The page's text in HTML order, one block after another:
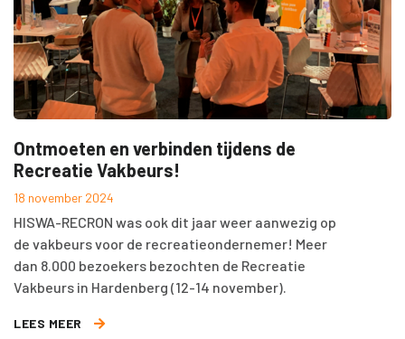
Ontmoeten en verbinden tijdens de
Recreatie Vakbeurs!
18 november 2024
HISWA-RECRON was ook dit jaar weer aanwezig op
de vakbeurs voor de recreatieondernemer! Meer
dan 8.000 bezoekers bezochten de Recreatie
Vakbeurs in Hardenberg (12-14 november).
LEES MEER